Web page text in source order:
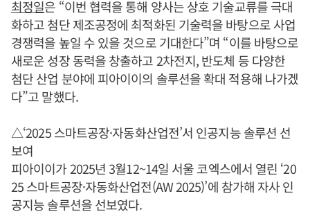
최정일은 “이번 협력을 통해 양사는 상호 기술교류를 극대
화하고 첨단 제조공정에 최적화된 기술력을 바탕으로 사업
경쟁력을 높일 수 있을 것으로 기대한다”며 “이를 바탕으로
새로운 성장 동력을 창출하고 2차전지, 반도체 등 다양한
첨단 산업 분야에 피아이이의 솔루션을 확대 적용해 나가겠
다”고 말했다.
△‘2025 스마트공장·자동화산업전’서 인공지능 솔루션 선
보여
피아이이가 2025년 3월12~14일 서울 코엑스에서 열린 ‘20
25 스마트공장·자동화산업전(AW 2025)’에 참가해 자사 인
공지능 솔루션을 선보였다.